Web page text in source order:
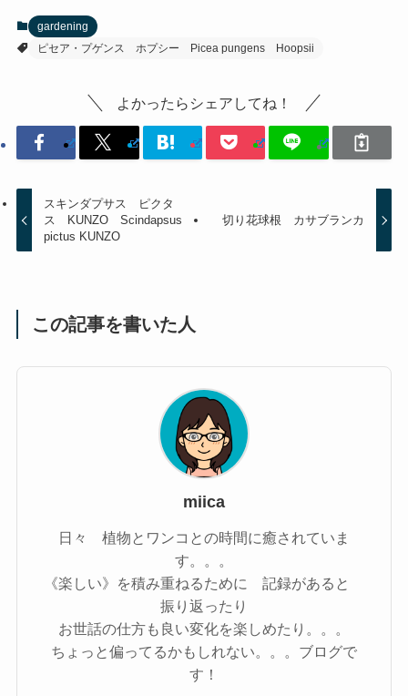
gardening
ピセア・プゲンス ホプシー Picea pungens Hoopsii
よかったらシェアしてね！
スキンダプサス ピクタ
ス KUNZO Scindapsus
pictus KUNZO
切り花球根 カサブランカ
この記事を書いた人
miica
日々 植物とワンコとの時間に癒されていま
す。。。
《楽しい》を積み重ねるために 記録があると
振り返ったり
お世話の仕方も良い変化を楽しめたり。。。
ちょっと偏ってるかもしれない。。。ブログで
す！